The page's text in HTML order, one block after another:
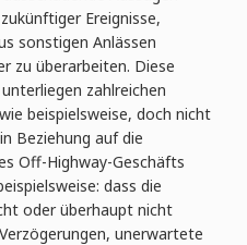
Ereignisse,
sonstigen Anlässen
zu überarbeiten. Diese
zahlreichen
beispielsweise, doch nicht
Beziehung auf die
Off-Highway-Geschäfts
dass die
oder überhaupt nicht
unerwartete